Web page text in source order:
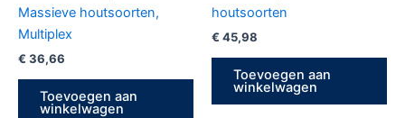
Massieve houtsoorten,
Multiplex
€ 36,66
Toevoegen aan
winkelwagen
houtsoorten
€ 45,98
Toevoegen aan
winkelwagen